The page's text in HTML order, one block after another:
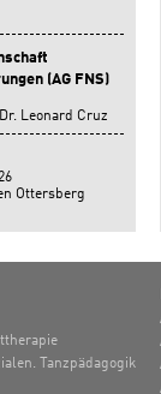
(AG FNS)
Leonard Cruz
der
Ottersberg
Tanzpädagogik